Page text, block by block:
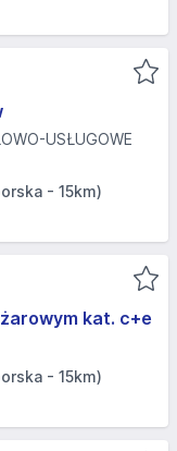
USŁUGOWE
- 15km)
kat. c+e
- 15km)